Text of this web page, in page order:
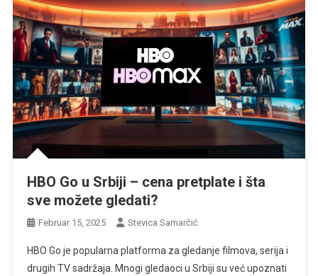
HBO Go u Srbiji – cena pretplate i šta
sve možete gledati?
Februar 15, 2025 Stevica Samarčić
HBO Go je popularna platforma za gledanje filmova, serija i
drugih TV sadržaja. Mnogi gledaoci u Srbiji su već upoznati